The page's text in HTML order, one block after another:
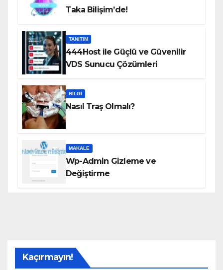
Taka Bilişim’de!
TANITIM
444Host ile Güçlü ve Güvenilir
VDS Sunucu Çözümleri
BILGI
Nasıl Traş Olmalı?
MAKALE
Wp-Admin Gizleme ve
Değiştirme
Kaçırmayın!